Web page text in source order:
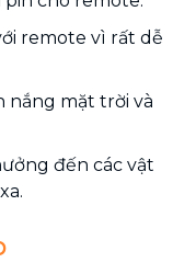
remote vì rất dễ
nắng mặt trời và
đến các vật